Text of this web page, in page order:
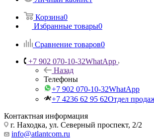
Корзина0
Избранные товары0
Сравнение товаров0
+7 902 070-10-32WhatApp
Назад
Телефоны
+7 902 070-10-32WhatApp
+7 4236 62 95 62Отдел
Контактная информация
г. Находка, ул. Северный проспект, 2/2
info@atlantcom.ru